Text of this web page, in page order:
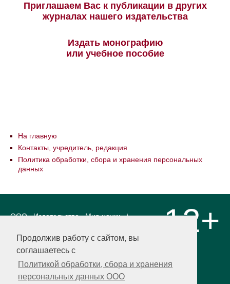
Продолжив работу с сайтом, вы
соглашаетесь с
Политикой обработки, сбора и хранения
персональных данных ООО
Приглашаем Вас к публикации в других
журналах нашего издательства
Издать монографию
или учебное пособие
На главную
Контакты, учредитель, редакция
Политика обработки, сбора и хранения персональных
данных
ООО «Издательство «Мир науки» \
LLC Материалы, размещенные на сайте,
охраняются Законом о защите авторских
прав. Публикация любых материалов
этого сайта запрещена без
предварительного согласования с
издательством. Авторские права на
12+